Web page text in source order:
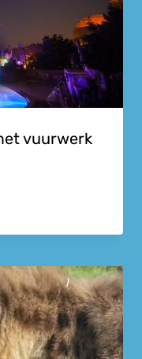
vuurwerk